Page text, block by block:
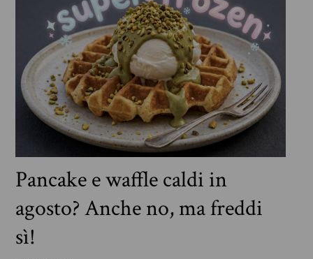
Pancake e waffle caldi in
agosto? Anche no, ma freddi
sì!